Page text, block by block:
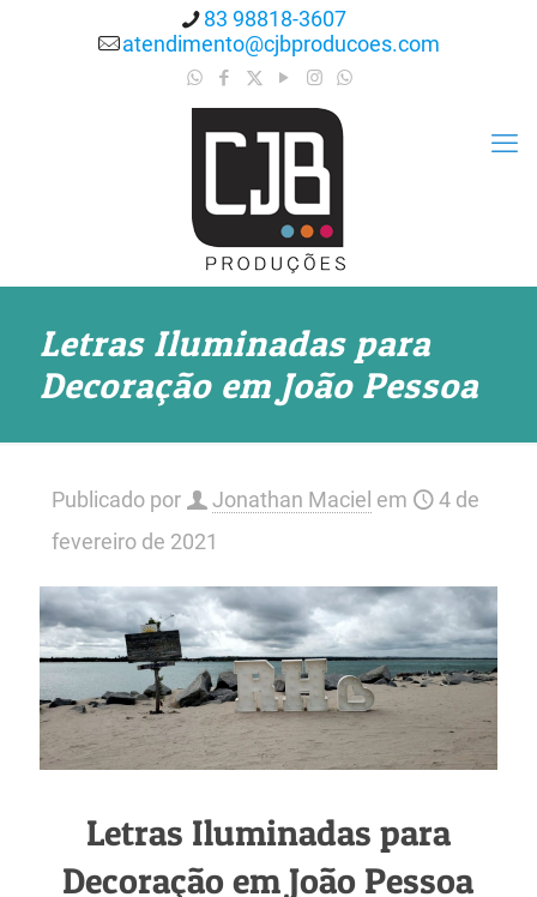
83 98818-3607
atendimento@cjbproducoes.com
Letras Iluminadas para
Decoração em João Pessoa
Publicado por Jonathan Maciel em
4 de
fevereiro de 2021
Letras Iluminadas para
Decoração em João Pessoa